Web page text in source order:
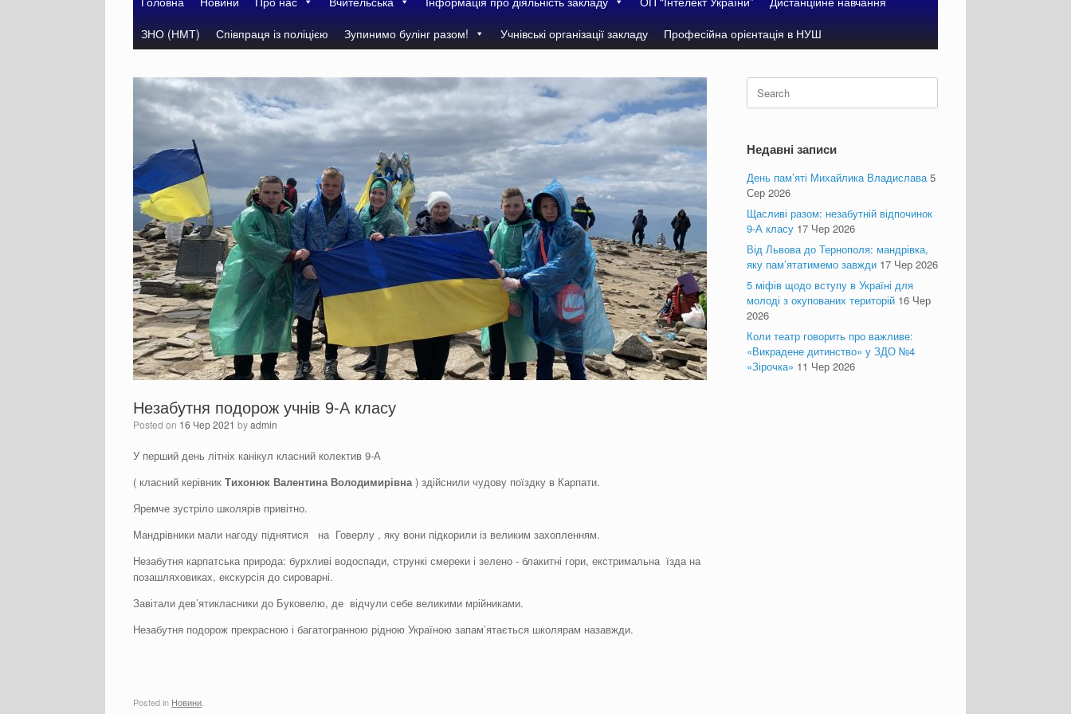
ЗНО (НМТ)
Співпраця із поліцією Зупинимо булінг разом! Учнівські організації закладу Професійна орієнтація в НУШ
Незабутня подорож учнів 9-А класу
Posted on 16 Чер 2021 byadmin
У перший день літніх канікул класний колектив 9-А
( класний керівник Тихонюк Валентина Володимирівна ) здійснили чудову поїздку в Карпати.
Яремче зустріло школярів привітно.
Мандрівники мали нагоду піднятися на Говерлу , яку вони підкорили із великим захопленням.
Незабутня карпатська природа: бурхливі водоспади, стрункі смереки і зелено - блакитні гори, екстримальна їзда на
позашляховиках, екскурсія до сироварні.
Завітали дев’ятикласники до Буковелю, де відчули себе великими мрійниками.
Незабутня подорож прекрасною і багатогранною рідною Україною запам’ятається школярам назавжди.
Posted in Новини
Search
for:
Недавні записи
День пам’яті Михайлика Владислава 5
Сер 2026
Щасливі разом: незабутній відпочинок
9-А класу 17 Чер 2026
Від Львова до Тернополя: мандрівка,
яку пам’ятатимемо завжди 17 Чер 2026
5 міфів щодо вступу в Україні для
молоді з окупованих територій 16 Чер
2026
Коли театр говорить про важливе:
«Викрадене дитинство» у ЗДО №4
«Зірочка» 11 Чер 2026